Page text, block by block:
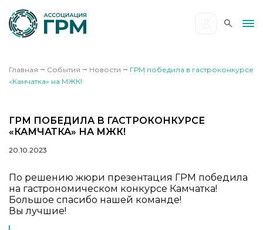
Главная ⭢ События ⭢ Новости ⭢ ГРМ победила в гастроконкурсе
«Камчатка» на МЖК!
ГРМ ПОБЕДИЛА В ГАСТРОКОНКУРСЕ
«КАМЧАТКА» НА МЖК!
20.10.2023
По решению жюри презентация ГРМ победила
на гастрономическом конкурсе Камчатка!
Большое спасибо нашей команде!
Вы лучшие!